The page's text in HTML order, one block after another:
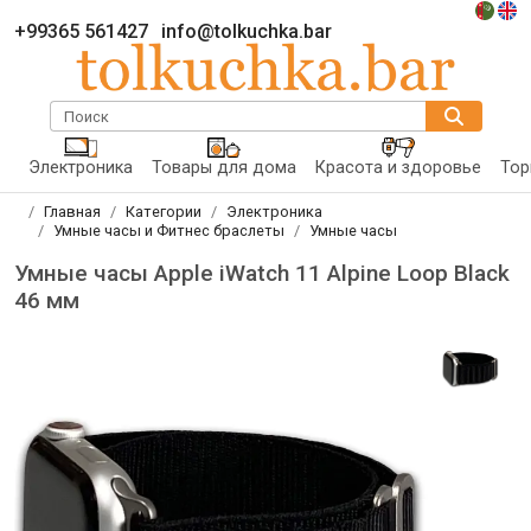
+99365 561427 info@tolkuchka.bar
Поиск
Электроника Товары для дома Красота и здоровье
Главная Категории
Электроника
Умные часы и Фитнес браслеты
Умные часы
Умные часы Apple iWatch 11 Alpine Loop Black
46 мм